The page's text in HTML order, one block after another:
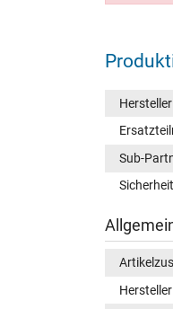
Hersteller
Sub-
Hersteller